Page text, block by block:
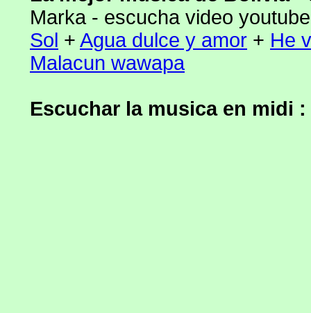
Marka - escucha video
Sol + Agua dulce y amor + He
Malacun wawapa
Escuchar la musica en